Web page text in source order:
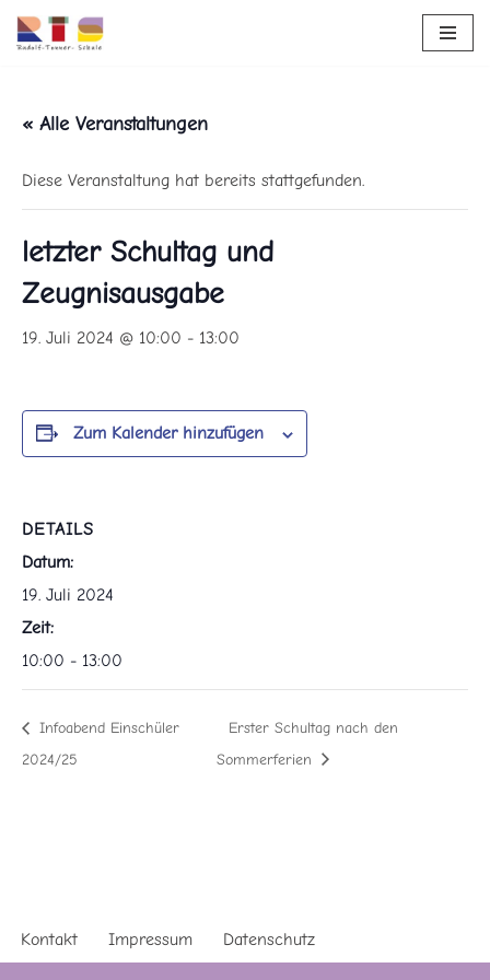
springen
« Alle Veranstaltungen
Diese Veranstaltung hat bereits stattgefunden.
letzter Schultag und
Zeugnisausgabe
19. Juli 2024 @ 10:00 - 13:00
Zum Kalender hinzufügen
DETAILS
Datum:
19. Juli 2024
Zeit:
10:00 - 13:00
Infoabend Einschüler
2024/25
Erster Schultag nach den
Sommerferien
Kontakt Impressum Datenschutz